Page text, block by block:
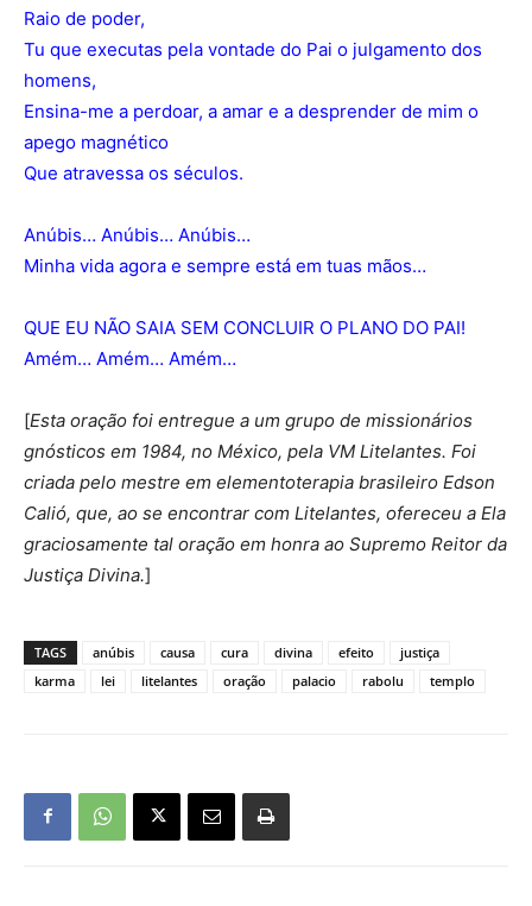
Raio de poder,
Tu que executas pela vontade do Pai o julgamento dos
homens,
Ensina-me a perdoar, a amar e a desprender de mim o
apego magnético
Que atravessa os séculos.
Anúbis… Anúbis… Anúbis…
Minha vida agora e sempre está em tuas mãos…
QUE EU NÃO SAIA SEM CONCLUIR O PLANO DO PAI!
Amém… Amém… Amém…
[Esta oração foi entregue a um grupo de missionários
gnósticos em 1984, no México, pela VM Litelantes. Foi
criada pelo mestre em elementoterapia brasileiro Edson
Calió, que, ao se encontrar com Litelantes, ofereceu a Ela
graciosamente tal oração em honra ao Supremo Reitor da
Justiça Divina.]
TAGS anúbis causa cura divina efeito
justiça
karma
lei litelantes oração palacio rabolu templo